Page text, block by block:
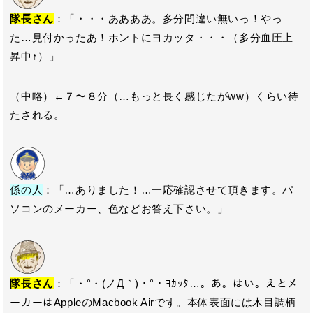
隊長さん ：「・・・ああああ。多分間違い無いっ！やっ
た…見付かったあ！ホントにヨカッタ・・・（多分血圧上
昇中↑）」
（中略）←７〜８分（…もっと長く感じたがww）くらい待
たされる。
係の人 ：「…ありました！…一応確認させて頂きます。パ
ソコンのメーカー、色などお答え下さい。」
隊長さん ：「・°・(ノД｀)・°・ﾖｶｯﾀ…。あ。はい。えとメ
ーカーはAppleのMacbook Airです。本体表面には木目調柄